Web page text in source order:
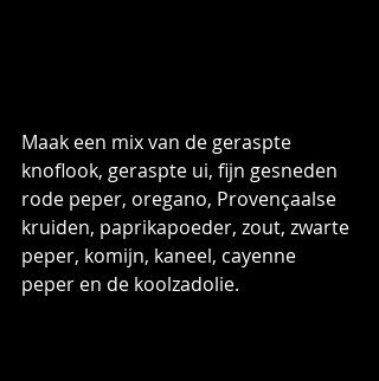
Maak een mix van de geraspte
knoflook, geraspte ui, fijn gesneden
rode peper, oregano, Provençaalse
kruiden, paprikapoeder, zout, zwarte
peper, komijn, kaneel, cayenne
peper en de koolzadolie.